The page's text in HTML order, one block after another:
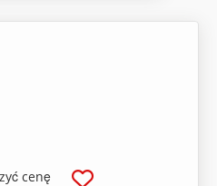
cenę